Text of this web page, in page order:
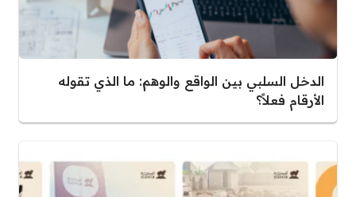
الدخل السلبي بين الواقع والوهم: ما الذي تقوله
الأرقام فعلاً؟